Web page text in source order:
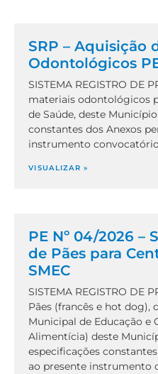
SRP – Aquisição
Odontológicos
SISTEMA REGISTRO DE
materiais odontológicos
de Saúde, deste
constantes dos Anexos
instrumento
VISUALIZAR »
PE Nº 04/2026 –
de Pães para
SMEC
SISTEMA REGISTRO DE
Pães (francês e hot dog),
Municipal de Educação e
Alimentícia) deste
especificações
ao presente instrumento